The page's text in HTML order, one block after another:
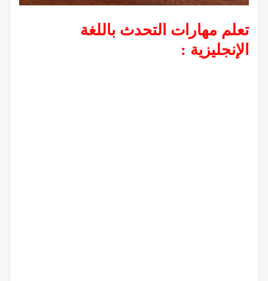
تعلم مهارات التحدث باللغة
الإنجليزية :